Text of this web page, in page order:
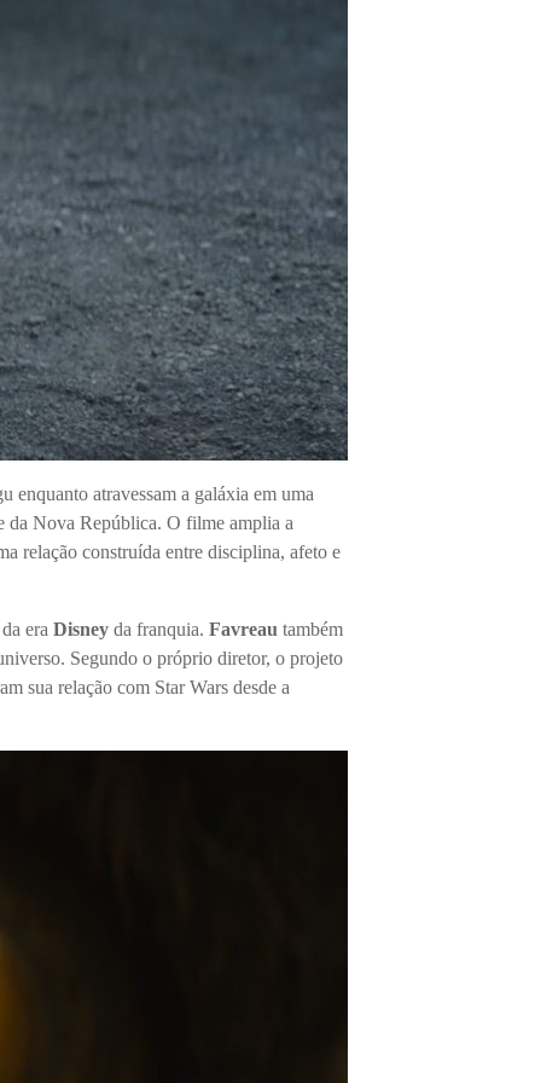
enquanto atravessam a galáxia em uma
da Nova República. O filme amplia a
relação construída entre disciplina, afeto e
era Disney da franquia. Favreau também
Segundo o próprio diretor, o projeto
sua relação com Star Wars desde a